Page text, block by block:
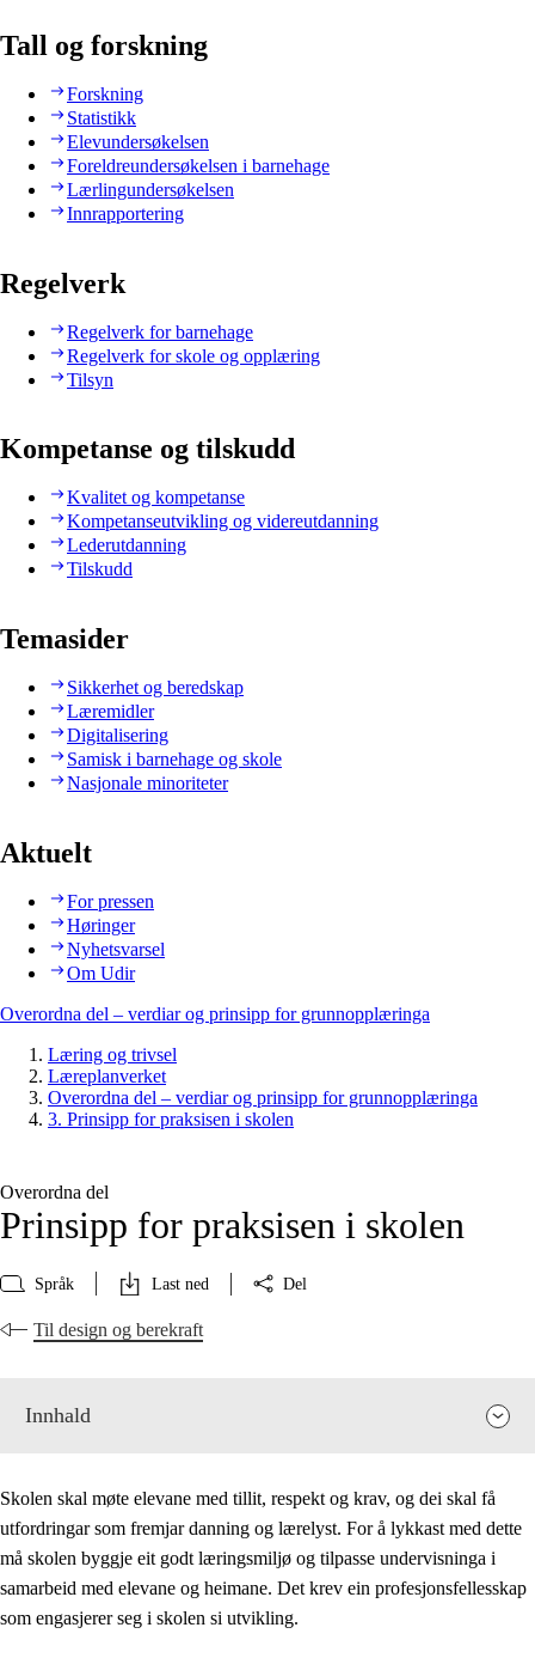
Tall og forskning
Forskning
Statistikk
Elevundersøkelsen
Foreldreundersøkelsen i barnehage
Lærlingundersøkelsen
Innrapportering
Regelverk
Regelverk for barnehage
Regelverk for skole og opplæring
Tilsyn
Kompetanse og tilskudd
Kvalitet og kompetanse
Kompetanseutvikling og videreutdanning
Lederutdanning
Tilskudd
Temasider
Sikkerhet og beredskap
Læremidler
Digitalisering
Samisk i barnehage og skole
Nasjonale minoriteter
Aktuelt
For pressen
Høringer
Nyhetsvarsel
Om Udir
Overordna del – verdiar og prinsipp for grunnopplæringa
Læring og trivsel
Læreplanverket
Overordna del – verdiar og prinsipp for grunnopplæringa
3. Prinsipp for praksisen i skolen
Overordna del
Prinsipp for praksisen i skolen
Språk Last ned Del
Til design og berekraft
Innhald
Skolen skal møte elevane med tillit, respekt og krav, og dei skal få
utfordringar som fremjar danning og lærelyst. For å lykkast med dette
må skolen byggje eit godt læringsmiljø og tilpasse undervisninga i
samarbeid med elevane og heimane. Det krev ein profesjonsfellesskap
som engasjerer seg i skolen si utvikling.